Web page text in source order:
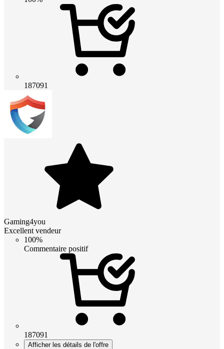
187091
Gaming4you
Excellent vendeur
100%
Commentaire positif
187091
Afficher les détails de l'offre